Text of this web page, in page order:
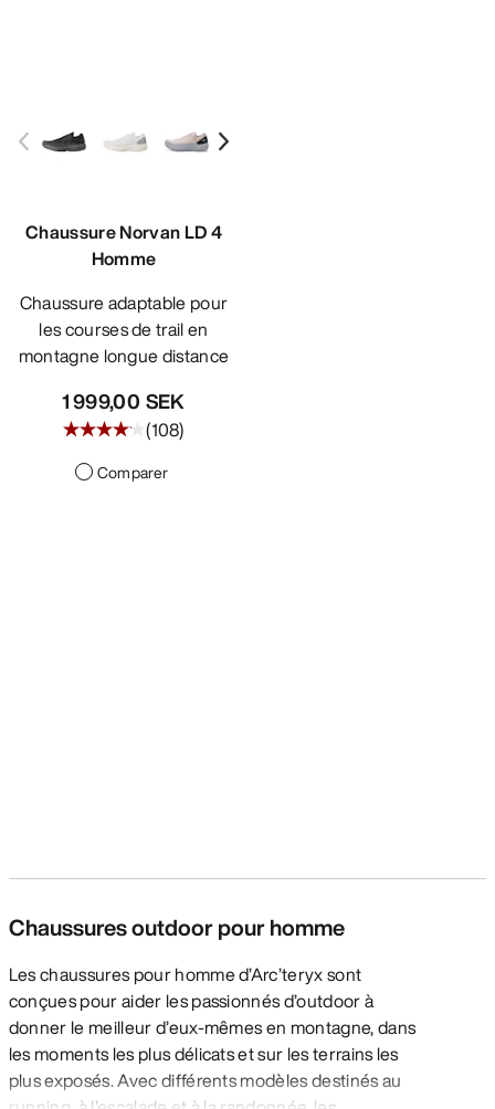
Chaussure Norvan LD 4
Homme
Chaussure adaptable pour
les courses de trail en
montagne longue distance
1 999,00 SEK
(108)
Comparer
Chaussures outdoor pour homme
Les chaussures pour homme d’Arc’teryx sont
conçues pour aider les passionnés d’outdoor à
donner le meilleur d’eux-mêmes en montagne, dans
les moments les plus délicats et sur les terrains les
plus exposés. Avec différents modèles destinés au